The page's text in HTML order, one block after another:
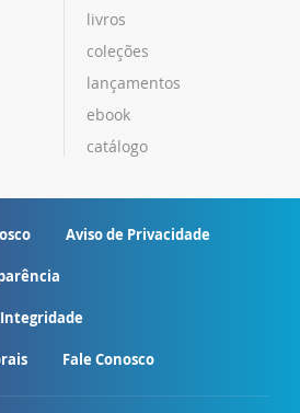
livros
coleções
lançamentos
ebook
catálogo
Aviso de Privacidade
Fale Conosco